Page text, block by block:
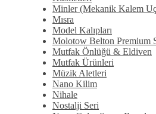
Minler (Mekanik Kalem
Mısra
Model Kalıpları
Molotow Belton Premium
Mutfak Önlüğü & Eldiven
Mutfak Ürünleri
Müzik Aletleri
Nano Kilim
Nihale
Nostalji Seri